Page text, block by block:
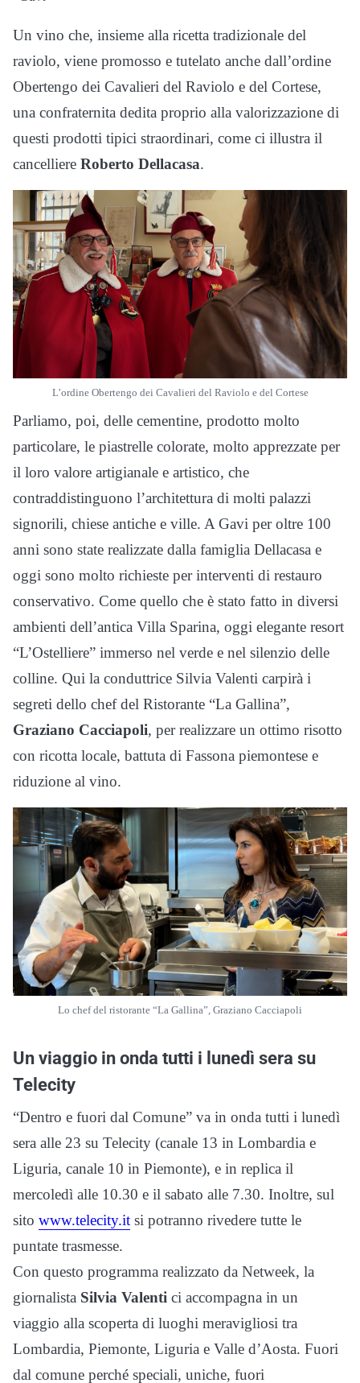
Un vino che, insieme alla ricetta tradizionale del
raviolo, viene promosso e tutelato anche dall’ordine
Obertengo dei Cavalieri del Raviolo e del Cortese,
una confraternita dedita proprio alla valorizzazione di
questi prodotti tipici straordinari, come ci illustra il
cancelliere Roberto Dellacasa.
L’ordine Obertengo dei Cavalieri del Raviolo e del Cortese
Parliamo, poi, delle cementine, prodotto molto
particolare, le piastrelle colorate, molto apprezzate per
il loro valore artigianale e artistico, che
contraddistinguono l’architettura di molti palazzi
signorili, chiese antiche e ville. A Gavi per oltre 100
anni sono state realizzate dalla famiglia Dellacasa e
oggi sono molto richieste per interventi di restauro
conservativo. Come quello che è stato fatto in diversi
ambienti dell’antica Villa Sparina, oggi elegante resort
“L’Ostelliere” immerso nel verde e nel silenzio delle
colline. Qui la conduttrice Silvia Valenti carpirà i
segreti dello chef del Ristorante “La Gallina”,
Graziano Cacciapoli, per realizzare un ottimo risotto
con ricotta locale, battuta di Fassona piemontese e
riduzione al vino.
Lo chef del ristorante “La Gallina”, Graziano Cacciapoli
Un viaggio in onda tutti i lunedì sera su
Telecity
“Dentro e fuori dal Comune” va in onda tutti i lunedì
sera alle 23 su Telecity (canale 13 in Lombardia e
Liguria, canale 10 in Piemonte), e in replica il
mercoledì alle 10.30 e il sabato alle 7.30. Inoltre, sul
sito www.telecity.it si potranno rivedere tutte le
puntate trasmesse.
Con questo programma realizzato da Netweek, la
giornalista Silvia Valenti ci accompagna in un
viaggio alla scoperta di luoghi meravigliosi tra
Lombardia, Piemonte, Liguria e Valle d’Aosta. Fuori
dal comune perché speciali, uniche, fuori